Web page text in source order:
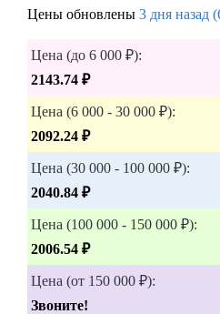
Цены обновлены 3 дня назад
Цена (до 6 000 ₽):
2143.74 ₽
Цена (6 000 - 30 000 ₽):
2092.24 ₽
Цена (30 000 - 100 000 ₽):
2040.84 ₽
Цена (100 000 - 150 000 ₽):
2006.54 ₽
Цена (от 150 000 ₽):
Звоните!